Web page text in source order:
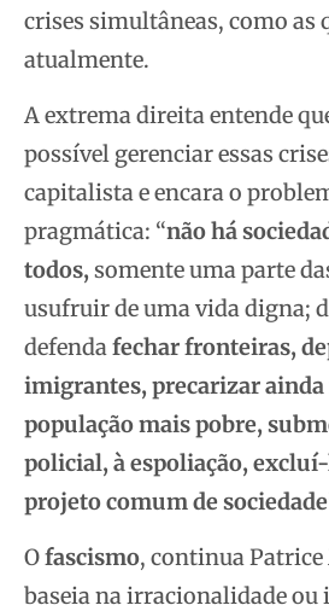
crises simultâneas, como as
atualmente.
A extrema direita entende
possível gerenciar essas
capitalista e encara o
pragmática: “não há
todos, somente uma parte
usufruir de uma vida digna;
defendafechar fronteiras,
imigrantes, precarizar ainda
população mais pobre,
policial, à espoliação,
projeto comum de
Ofascismo, continua
baseia na irracionalidade ou